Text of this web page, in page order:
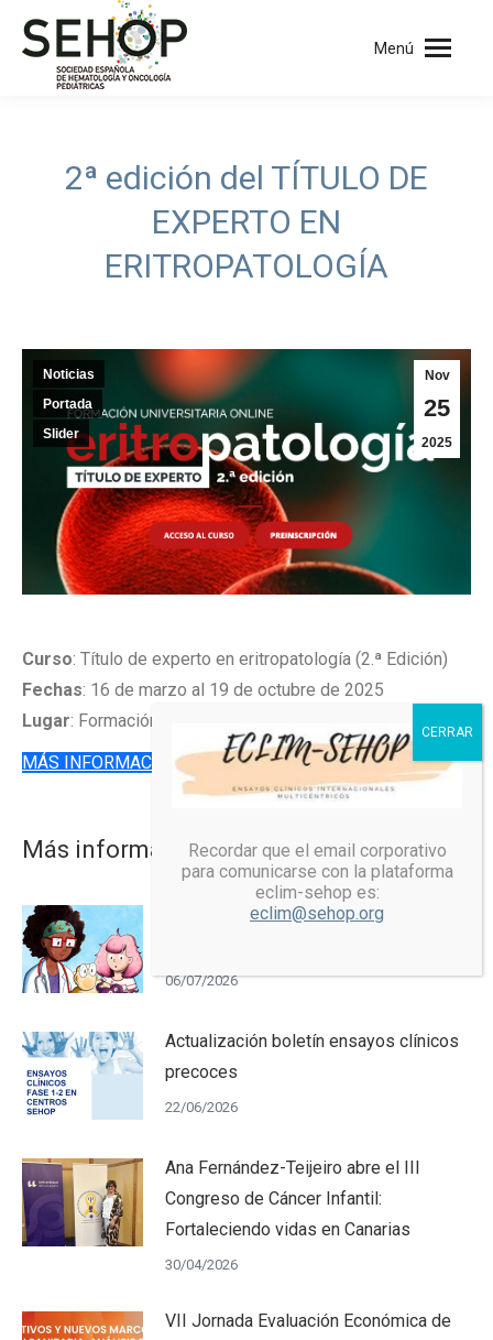
Menú
2ª edición del TÍTULO DE
EXPERTO EN
ERITROPATOLOGÍA
Nov
25
2025
Noticias
Portada
Slider
Curso: Título de experto en eritropatología (2.ª Edición)
Fechas: 16 de marzo al 19 de octubre de 2025
Lugar: Formación online
MÁS INFORMACIÓN
Más información
Difusión del folleto educativo “La
06/07/2026
Actualización boletín ensayos clínicos
precoces
22/06/2026
Ana Fernández-Teijeiro abre el III
Congreso de Cáncer Infantil:
Fortaleciendo vidas en Canarias
30/04/2026
VII Jornada Evaluación Económica de
Recordar que el email corporativo
para comunicarse con la plataforma
eclim-sehop es:
eclim@sehop.org